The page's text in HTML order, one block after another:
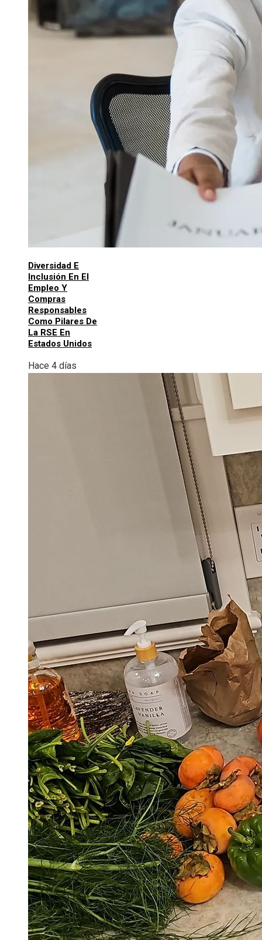
Diversidad E
Inclusión En El
Empleo Y
Compras
Responsables
Como Pilares De
La RSE En
Estados Unidos
Hace 4 días